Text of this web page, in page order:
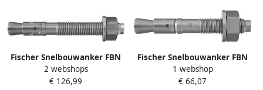
Fischer Snelbouwanker FBN
II 12 5 K roestvast staal R
508011 20 stuk(s) 508011
2 webshops
€ 126,99
Fischer Snelbouwanker FBN
II 12 5 K thermisch verzinkt
508014 20 stuk(s) 508014
1 webshop
€ 66,07